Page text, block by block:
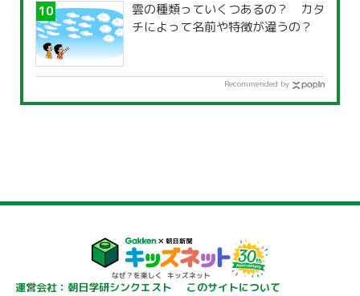
雲の種類っていくつあるの？ カタ
チによって名前や特徴が違うの？
Recommended by
運営会社：朝日学研シンクエスト このサイトについて